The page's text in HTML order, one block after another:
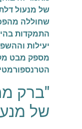
של מנעול
שחוללה
התמקדות
יעילות
מספק מבט
"ברק
של